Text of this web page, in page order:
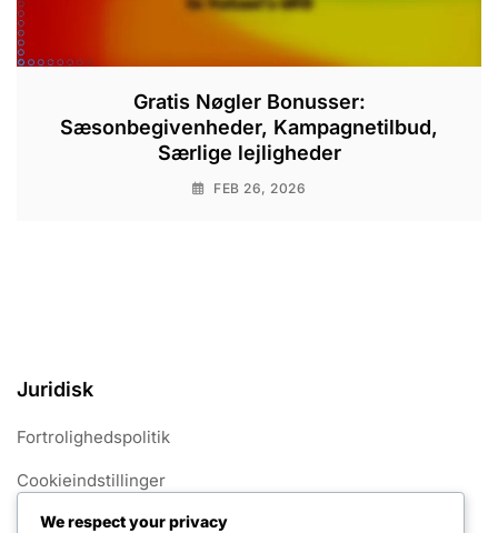
Gratis Nøgler Bonusser:
Sæsonbegivenheder, Kampagnetilbud,
Særlige lejligheder
FEB 26, 2026
Juridisk
Fortrolighedspolitik
Cookieindstillinger
Servicevilkår
We respect your privacy